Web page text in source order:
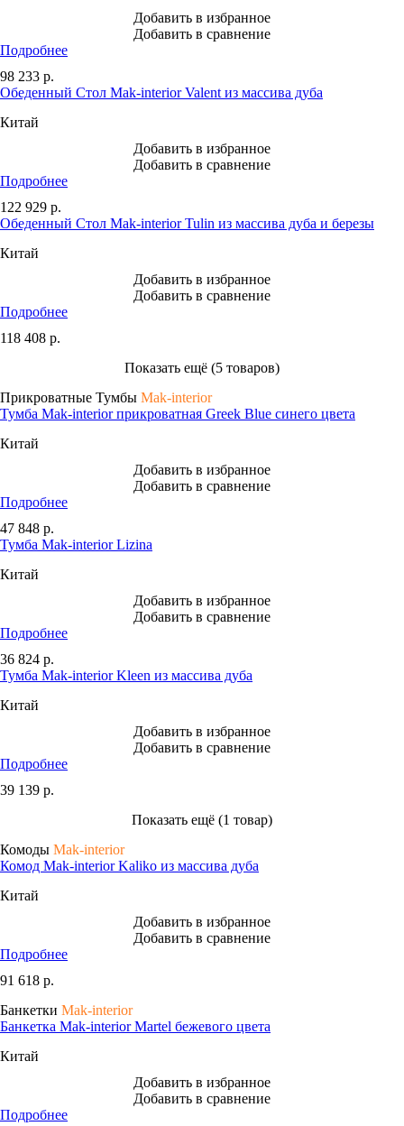
Добавить в избранное
Добавить в сравнение
Подробнее
98 233 р.
Обеденный Стол Mak-interior Valent из массива дуба
Китай
Добавить в избранное
Добавить в сравнение
Подробнее
122 929 р.
Обеденный Стол Mak-interior Tulin из массива дуба и березы
Китай
Добавить в избранное
Добавить в сравнение
Подробнее
118 408 р.
Показать ещё (5 товаров)
Прикроватные Тумбы Mak-interior
Тумба Mak-interior прикроватная Greek Blue синего цвета
Китай
Добавить в избранное
Добавить в сравнение
Подробнее
47 848 р.
Тумба Mak-interior Lizina
Китай
Добавить в избранное
Добавить в сравнение
Подробнее
36 824 р.
Тумба Mak-interior Kleen из массива дуба
Китай
Добавить в избранное
Добавить в сравнение
Подробнее
39 139 р.
Показать ещё (1 товар)
Комоды Mak-interior
Комод Mak-interior Kaliko из массива дуба
Китай
Добавить в избранное
Добавить в сравнение
Подробнее
91 618 р.
Банкетки Mak-interior
Банкетка Mak-interior Martel бежевого цвета
Китай
Добавить в избранное
Добавить в сравнение
Подробнее